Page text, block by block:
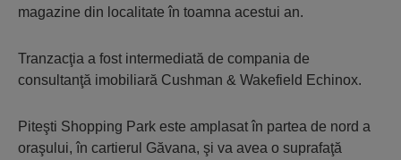
magazine din localitate în toamna acestui an.
Tranzacţia a fost intermediată de compania de
consultanţă imobiliară Cushman & Wakefield Echinox.
Piteşti Shopping Park este amplasat în partea de nord a
oraşului, în cartierul Găvana, şi va avea o suprafaţă